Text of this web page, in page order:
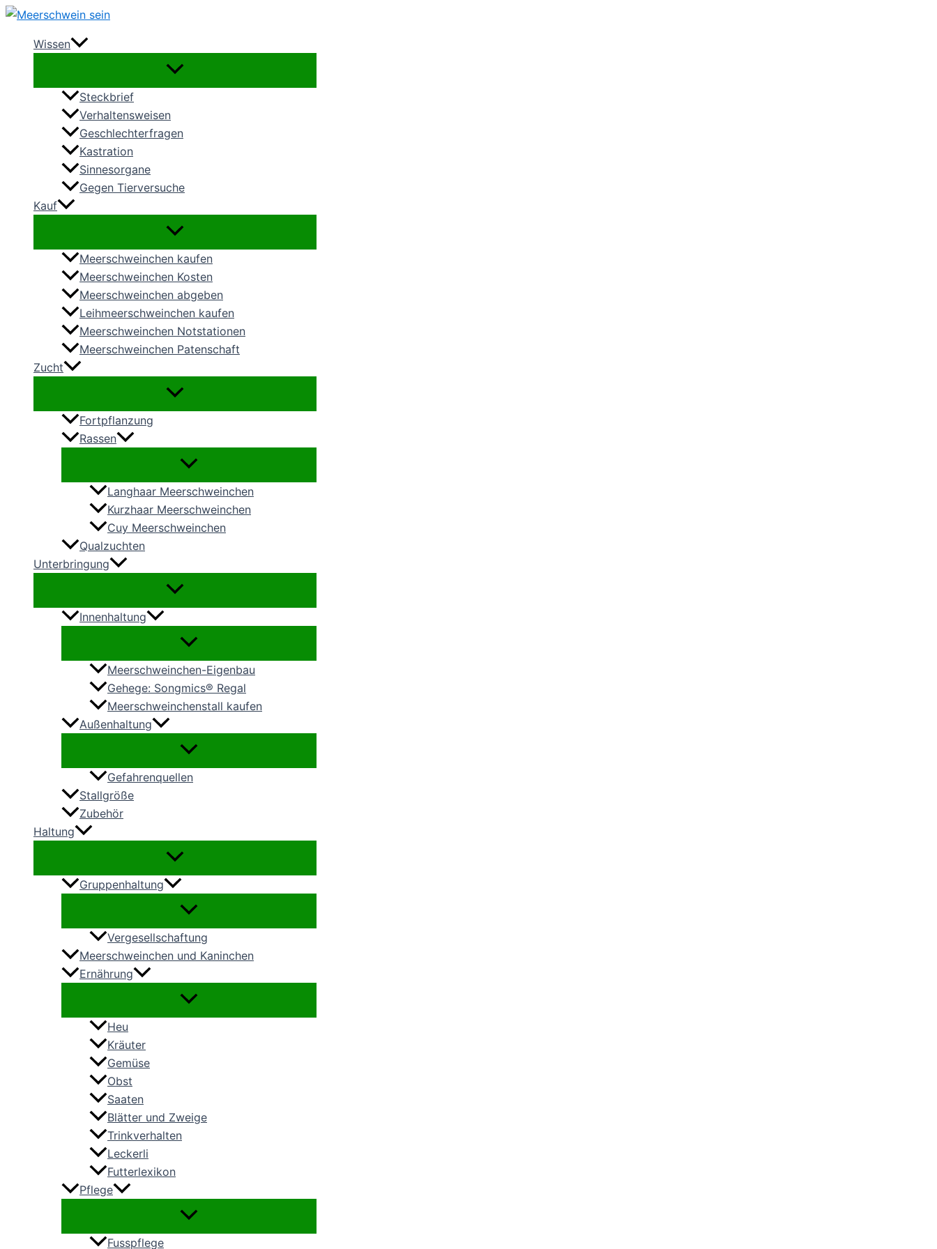
Zum
springenWissen
Steckbrief
Verhaltensweisen
Geschlechterfragen
Kastration
Sinnesorgane
Gegen Tierversuche
Kauf
Meerschweinchen kaufen
Meerschweinchen Kosten
Meerschweinchen abgeben
Leihmeerschweinchen kaufen
Meerschweinchen Notstationen
Meerschweinchen Patenschaft
Zucht
Fortpflanzung
Rassen
Langhaar Meerschweinchen
Kurzhaar Meerschweinchen
Cuy Meerschweinchen
Qualzuchten
Unterbringung
Innenhaltung
Meerschweinchen-Eigenbau
Gehege: Songmics® Regal
Meerschweinchenstall kaufen
Außenhaltung
Gefahrenquellen
Stallgröße
Zubehör
Haltung
Gruppenhaltung
Vergesellschaftung
Meerschweinchen und Kaninchen
Ernährung
Heu
Kräuter
Gemüse
Obst
Saaten
Blätter und Zweige
Trinkverhalten
Leckerli
Futterlexikon
Pflege
Fusspflege